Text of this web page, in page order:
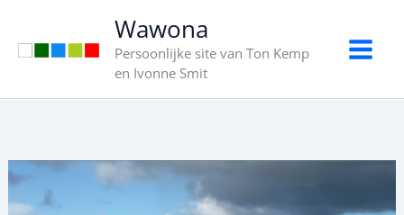
Wawona
Persoonlijke site van Ton Kemp
en Ivonne Smit